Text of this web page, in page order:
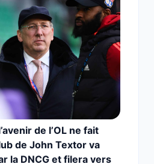
de l’OL ne fait
de John Textor va
la DNCG et filera vers